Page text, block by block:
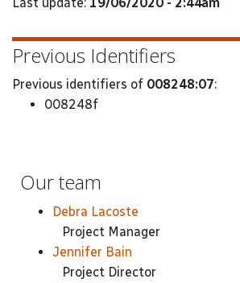
Previous Identifiers
Previous identifiers of 008248:07:
008248f
Our team
Debra Lacoste
Project Manager
Jennifer Bain
Project Director